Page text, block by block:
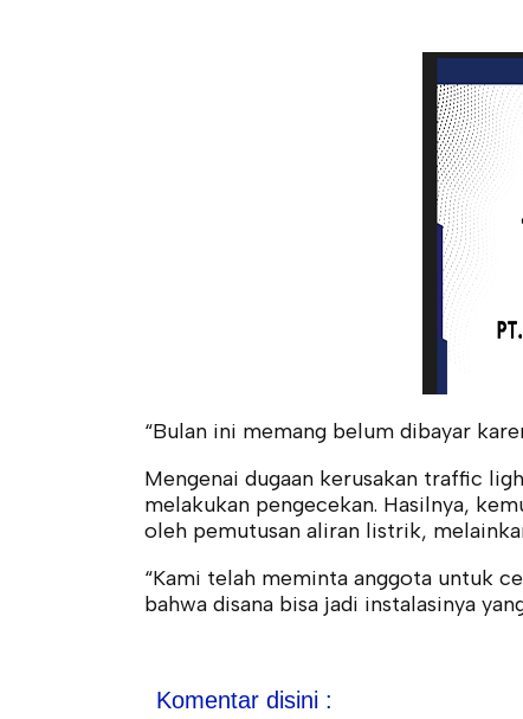
“Bulan ini memang belum dibayar
Mengenai dugaan kerusakan traffic
melakukan pengecekan. Hasilnya,
oleh pemutusan aliran listrik,
“Kami telah meminta anggota untuk
bahwa disana bisa jadi instalasinya
Komentar disini :